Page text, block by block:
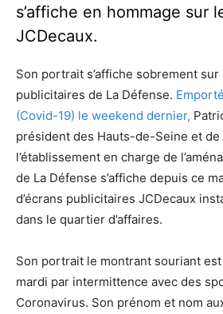
s’affiche en hommage sur
JCDecaux.
Son portrait s’affiche sobrement sur
publicitaires de La Défense.
(Covid-19) le weekend dernier,
président des Hauts-de-Seine et de
l’établissement en charge de
de La Défense s’affiche depuis ce
d’écrans publicitaires JCDecaux
dans le quartier d’affaires.
Son portrait le montrant souriant
mardi par intermittence avec des
Coronavirus. Son prénom et nom